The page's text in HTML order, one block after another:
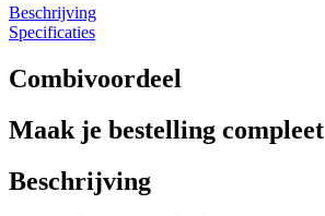
Beschrijving
Specificaties
Combivoordeel
Maak je bestelling compleet
Beschrijving